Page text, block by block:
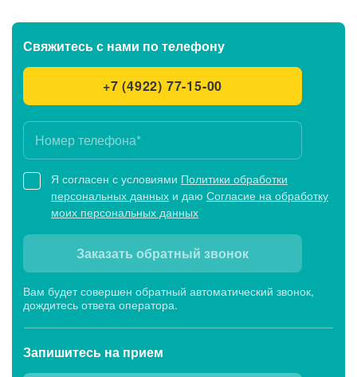
Свяжитесь с нами по телефону
+7 (4922) 77-15-00
Я согласен с условиями Политики обработки
персональных данных и даю Согласие на обработку
моих персональных данных
Заказать обратный звонок
Вам будет совершен обратный автоматический звонок,
дождитесь ответа оператора.
Запишитесь на прием